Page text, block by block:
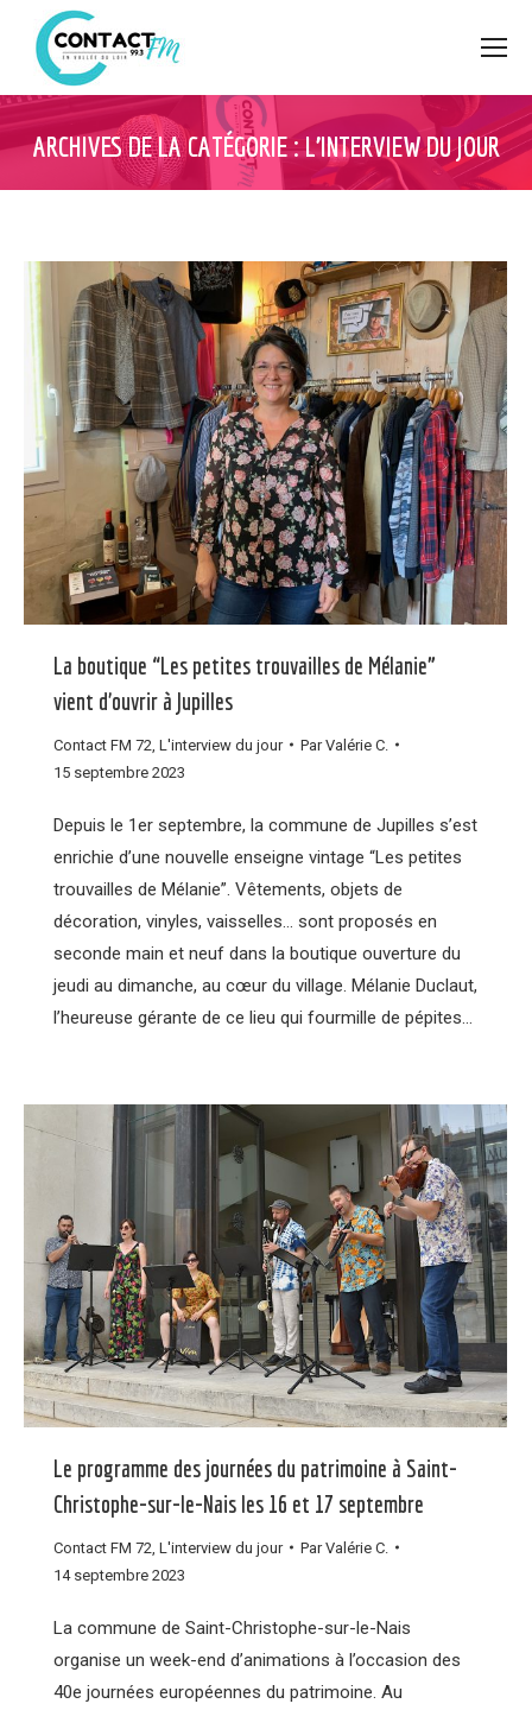
ARCHIVES DE LA CATÉGORIE :L’INTERVIEW DU JOUR
La boutique “Les petites trouvailles de Mélanie”
vient d’ouvrir à Jupilles
Contact FM 72 L'interview du jour ParValérie C.
15 septembre 2023
Depuis le 1er septembre, la commune de Jupilles s’est
enrichie d’une nouvelle enseigne vintage “Les petites
trouvailles de Mélanie”. Vêtements, objets de
décoration, vinyles, vaisselles… sont proposés en
seconde main et neuf dans la boutique ouverture du
jeudi au dimanche, au cœur du village. Mélanie Duclaut,
l’heureuse gérante de ce lieu qui fourmille de pépites…
Le programme des journées du patrimoine à Saint-
Christophe-sur-le-Nais les 16 et 17 septembre
Contact FM 72 L'interview du jour ParValérie C.
14 septembre 2023
La commune de Saint-Christophe-sur-le-Nais
organise un week-end d’animations à l’occasion des
40e journées européennes du patrimoine. Au